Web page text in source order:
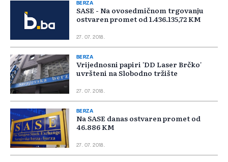
BERZA
SASE - Na ovosedmičnom trgovanju
ostvaren promet od 1.436.135,72 KM
27. 07. 2018.
BERZA
Vrijednosni papiri 'DD Laser Brčko'
uvršteni na Slobodno tržište
27. 07. 2018.
BERZA
Na SASE danas ostvaren promet od
46.886 KM
27. 07. 2018.